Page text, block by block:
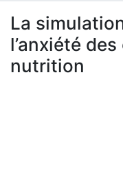
À propos
La
l’anxiété
nutrition